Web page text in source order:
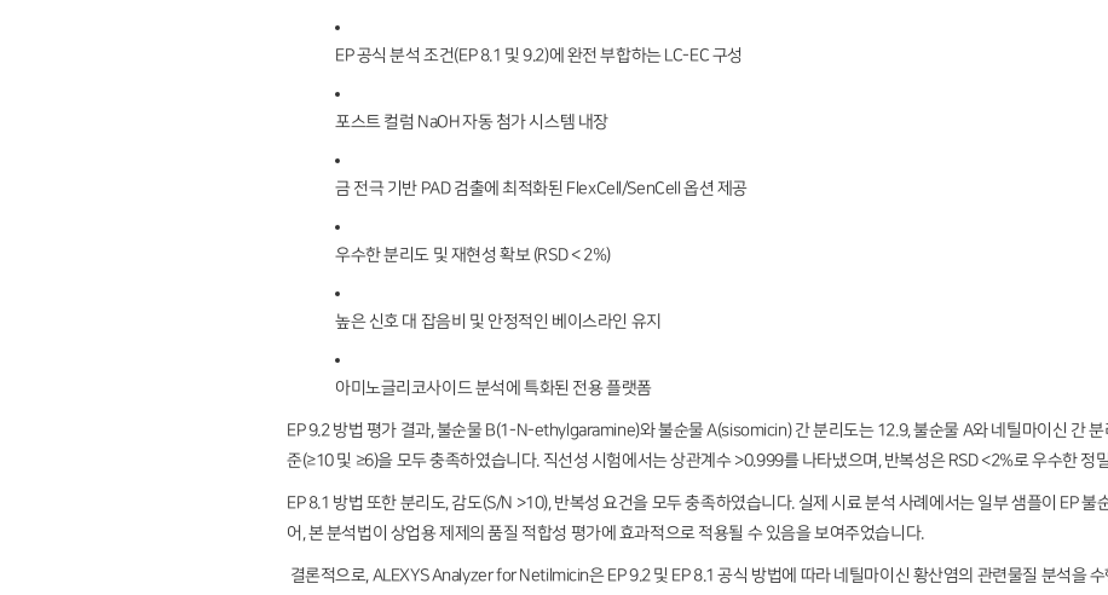
EP 공식 분석 조건(EP 8.1 및 9.2)에 완전 부합하는 LC-EC 구성
포스트 컬럼 NaOH 자동 첨가 시스템 내장
금 전극 기반 PAD 검출에 최적화된 FlexCell/SenCell 옵션 제공
우수한 분리도 및 재현성 확보 (RSD < 2%)
높은 신호 대 잡음비 및 안정적인 베이스라인 유지
아미노글리코사이드 분석에 특화된 전용 플랫폼
EP 9.2 방법 평가 결과, 불순물 B(1-N-ethylgaramine)와 불순물 A(sisomicin) 간 분리도는 12.9, 불순물 A와 네틸마이신 간 분
준(≥10 및 ≥6)을 모두 충족하였습니다. 직선성 시험에서는 상관계수 >0.999를 나타냈으며, 반복성은 RSD <2%로 우수한 정
EP 8.1 방법 또한 분리도, 감도(S/N >10), 반복성 요건을 모두 충족하였습니다. 실제 시료 분석 사례에서는 일부 샘플이 EP 불
어, 본 분석법이 상업용 제제의 품질 적합성 평가에 효과적으로 적용될 수 있음을 보여주었습니다.
결론적으로, ALEXYS Analyzer for Netilmicin은 EP 9.2 및 EP 8.1 공식 방법에 따라 네틸마이신 황산염의 관련물질 분석을